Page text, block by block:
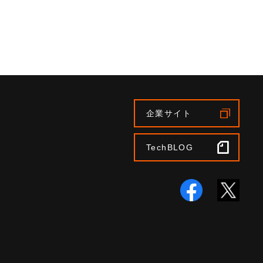
企業サイト
TechBLOG